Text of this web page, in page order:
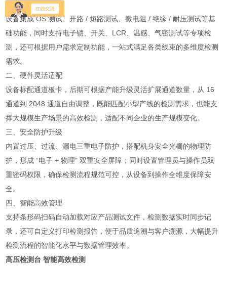
一、功能覆盖全面
设备集成 OS 测试、开路 / 短路测试、微电阻 / 绝缘 / 耐压测试等基
础功能，同时支持电子锁、开关、LCR、温感、气密测试等专项检
测，还可根据用户需求定制功能，一站式满足各类线束的多维度检测
需求。
二、硬件灵活适配
设备标配通道板卡，后期可根据产能升级灵活扩展通道数量，从 16
通道到 2048 通道自由调整，既能匹配小型产线的检测需求，也能支
撑大规模生产场景的高效检测，适配不同企业的生产规模变化。
三、安全防护升级
内置过压、过流、漏电三重电子防护，搭配机身安全光栅的物理防
护，形成 “电子 + 物理" 双重安全屏障；同时设置管理员与操作员双
重密码权限，确保检测流程规范可控，从设备到操作全维度保障安
全。
四、智能高效管理
支持条形码扫码自动加载对应产品测试文件，检测数据实时同步记
录，还可自定义打印检测报告，便于品质追溯与客户溯源，大幅提升
检测流程的智能化水平与数据管理效率。
高压检测台 智能高效检测